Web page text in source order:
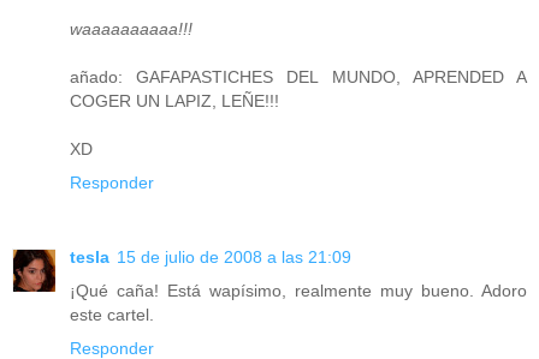
waaaaaaaaaa!!!
añado: GAFAPASTICHES DEL MUNDO, APRENDED A
COGER UN LAPIZ, LEÑE!!!
XD
Responder
tesla 15 de julio de 2008 a las 21:09
¡Qué caña! Está wapísimo, realmente muy bueno. Adoro
este cartel.
Responder